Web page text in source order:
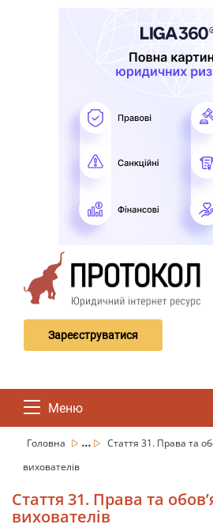
Зареєструватися
Меню
Головна ...
Стаття 31. Права та
вихователів
Стаття 31. Права та
вихователів